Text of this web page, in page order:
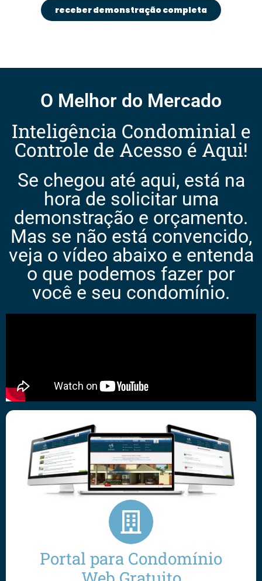
receber demonstração completa
O Melhor do Mercado
Inteligência Condominial e
Controle de Acesso é Aqui!
Se chegou até aqui, está na
hora de solicitar uma
demonstração e orçamento.
Mas se não está convencido,
veja o vídeo abaixo e entenda
o que podemos fazer por
você e seu condomínio.
Portal para Condomínio